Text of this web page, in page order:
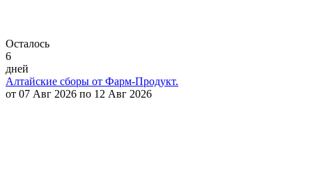
Осталось
6
дней
Алтайские сборы от Фарм-Продукт.
от 07 Авг 2026 по 12 Авг 2026